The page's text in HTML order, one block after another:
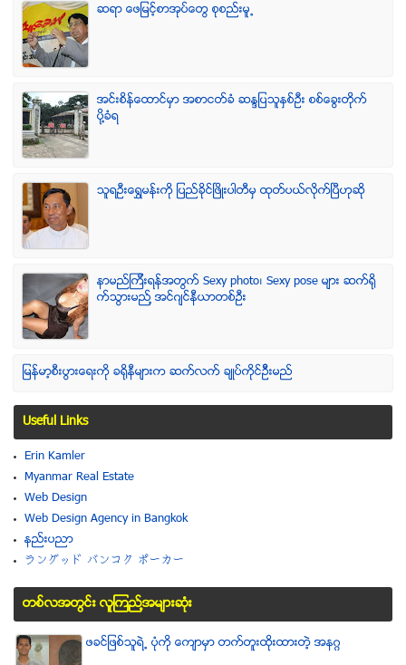
ဆရာ ေဖျမင့္စာအုပ္ေတြ စုစည္းမူ႕
အင္းစိန္ေထာင္မွာ အစာငတ္ခံ ဆႏၵျပသူႏွစ္ဦး စစ္ေခြးတုိက္
ပုိ႔ခံရ
သူရဦးေရႊမန္းကို ျပည္ခိုင္ျဖိဳးပါတီမွ ထုတ္ပယ္လိုက္ျပီဟုဆို
နာမည္ၾကီးရန္အတြက္ Sexy photo၊ Sexy pose မ်ား ဆက္ရို
က္သြားမည္႔ အင္ဂ်င္နီယာတစ္ဦး
ျမန္မာ့စီးပြားေရးကို ခရိုနီမ်ားက ဆက္လက္ ခ်ဳပ္ကိုင္ဥိီးမည္
Useful Links
Erin Kamler
Myanmar Real Estate
Web Design
Web Design Agency in Bangkok
နည္းပညာ
ラングッド バンコク ポーカー
တစ္လအတြင္း လူၾကည္႔အမ်ားဆံုး
ဖခင္ျဖစ္သူရဲ႕ ပံုကို ေက်ာမွာ တက္တူးထိုးထားတဲ့ အနဂၢ